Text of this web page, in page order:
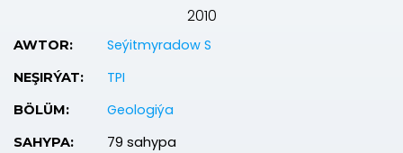
2010
AWTOR: Seýitmyradow S
NEŞIRÝAT: TPI
BÖLÜM: Geologiýa
SAHYPA: 79 sahypa